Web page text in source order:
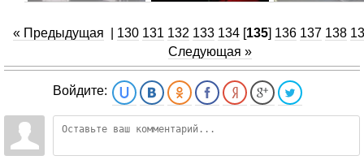
« Предыдущая 130 131 132 133 134[135] 136 137 138
Следующая »
Войдите: